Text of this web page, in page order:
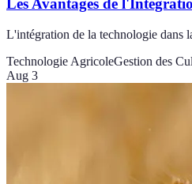
Les Avantages de
L'intégration de la technologie dans
Technologie AgricoleGestion des
Aug 3